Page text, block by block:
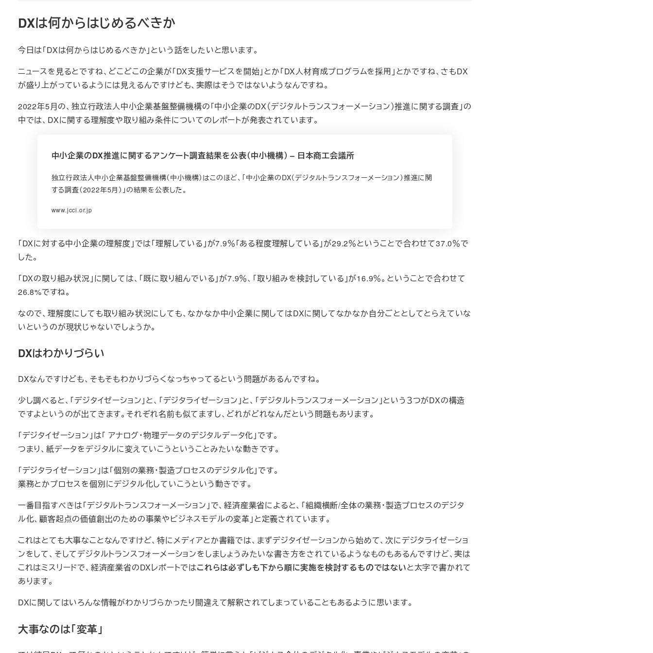
DXは何からはじめるべきか
今日は「DXは何からはじめるべきか」という話をしたいと思います。
ニュースを見るとですね、どこどこの企業が「DX支援サービスを開始」とか「DX人材育成プログラムを採用」とかですね、さもDX
が盛り上がっているようには見えるんですけども、実際はそうではないようなんですね。
2022年5月の、独立行政法人中小企業基盤整備機構の「中小企業のDX（デジタルトランスフォーメーション）推進に関する調査」の
中では、DXに関する理解度や取り組み条件についてのレポートが発表されています。
中小企業のDX推進に関するアンケート調査結果を公表（中小機構） – 日本商工会議所
独立行政法人中小企業基盤整備機構（中小機構）はこのほど、「中小企業のDX（デジタルトランスフォーメーション）推進に関
する調査（2022年5月）」の結果を公表した。
www.jcci.or.jp
「DXに対する中小企業の理解度」では「理解している」が7.9％「ある程度理解している」が29.2％ということで合わせて37.0％で
した。
「DXの取り組み状況」に関しては、「既に取り組んでいる」が7.9％、「取り組みを検討している」が16.9％。ということで合わせて
26.8%ですね。
なので、理解度にしても取り組み状況にしても、なかなか中小企業に関してはDXに関してなかなか自分ごととしてとらえていな
いというのが現状じゃないでしょうか。
DXはわかりづらい
DXなんですけども、そもそもわかりづらくなっちゃってるという問題があるんですね。
少し調べると、「デジタイゼーション」と、「デジタライゼーション」と、「デジタルトランスフォーメーション」という３つがDXの構造
ですよというのが出てきます。それぞれ名前も似てますし、どれがどれなんだという問題もあります。
「デジタイゼーション」は「 アナログ・物理データのデジタルデータ化」です。
つまり、紙データをデジタルに変えていこうということみたいな動きです。
「デジタライゼーション」は「個別の業務・製造プロセスのデジタル化」です。
業務とかプロセスを個別にデジタル化していこうという動きです。
一番目指すべきは「デジタルトランスフォーメーション」で、経済産業省によると、「組織横断/全体の業務・製造プロセスのデジタ
ル化、顧客起点の価値創出のための事業やビジネスモデルの変革」と定義されています。
これはとても大事なことなんですけど、特にメディアとか書籍では、まずデジタイゼーションから始めて、次にデジタライゼーショ
ンをして、そしてデジタルトランスフォーメーションをしましょうみたいな書き方をされているようなものもあるんですけど、実は
これはミスリードで、経済産業省のDXレポートではこれらは必ずしも下から順に実施を検討するものではないと太字で書かれて
あります。
DXに関してはいろんな情報がわかりづらかったり間違えて解釈されてしまっていることもあるように思います。
大事なのは「変革」